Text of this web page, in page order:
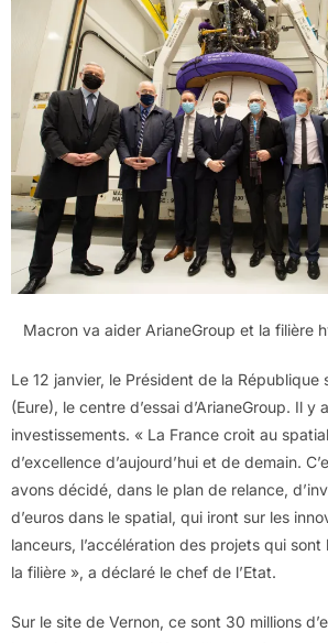
Macron va aider ArianeGroup et la filière
Le 12 janvier, le Président de la République
(Eure), le centre d’essai d’ArianeGroup. Il y
investissements. « La France croit au
d’excellence d’aujourd’hui et de demain.
avons décidé, dans le plan de relance,
d’euros dans le spatial, qui iront sur les
lanceurs, l’accélération des projets qui
la filière », a déclaré le chef de l’Etat.
Sur le site de Vernon, ce sont 30 millions